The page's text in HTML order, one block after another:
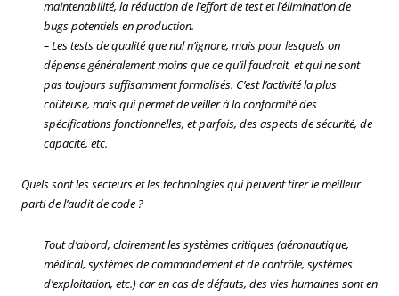
maintenabilité, la réduction de l’effort de test et l’élimination de
bugs potentiels en production.
– Les tests de qualité que nul n’ignore, mais pour lesquels on
dépense généralement moins que ce qu’il faudrait, et qui ne sont
pas toujours suffisamment formalisés. C’est l’activité la plus
coûteuse, mais qui permet de veiller à la conformité des
spécifications fonctionnelles, et parfois, des aspects de sécurité, de
capacité, etc.
Quels sont les secteurs et les technologies qui peuvent tirer le meilleur
parti de l’audit de code ?
Tout d’abord, clairement les systèmes critiques (aéronautique,
médical, systèmes de commandement et de contrôle, systèmes
d’exploitation, etc.) car en cas de défauts, des vies humaines sont en